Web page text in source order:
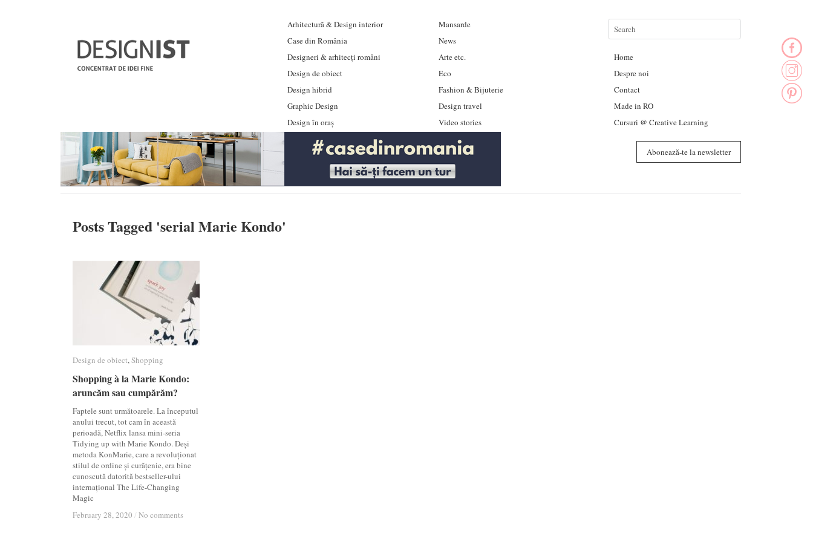
Arhitectură & Design interior
Case din România
Designeri & arhitecți români
Design de obiect
Design hibrid
Graphic Design
Design în oraș
Mansarde
News
Arte etc.
Eco
Fashion & Bijuterie
Design travel
Video stories
Home
Despre noi
Contact
Made in RO
Cursuri @ Creative Learning
Abonează-te la newsletter
Posts Tagged 'serial Marie Kondo'
Design de obiect,Shopping
Shopping à la Marie Kondo:
aruncăm sau cumpărăm?
Faptele sunt următoarele. La începutul
anului trecut, tot cam în această
perioadă, Netflix lansa mini-seria
Tidying up with Marie Kondo. Deși
metoda KonMarie, care a revoluționat
stilul de ordine și curățenie, era bine
cunoscută datorită bestseller-ului
internațional The Life-Changing
Magic
February 28, 2020 / No comments
Design de obiect Shopping
Shopping à la Marie Kondo:
aruncăm sau cumpărăm?
February 28, 2020 / No comments